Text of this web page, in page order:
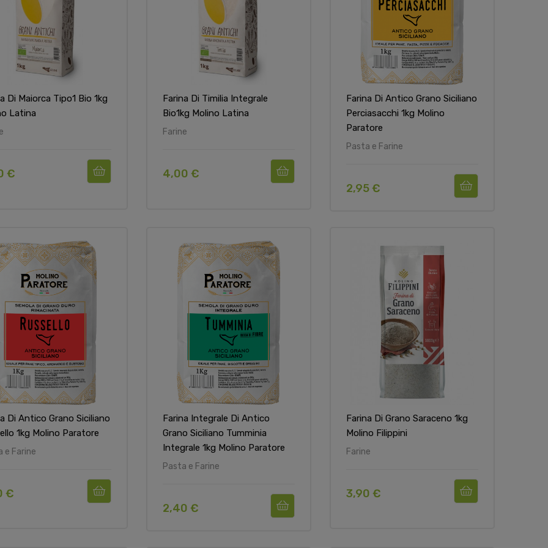
Di Maiorca Tipo1 Bio 1kg
Latina
€
Farina Di Timilia Integrale
Bio1kg Molino Latina
Farine
4,00 €
Farina Di Antico Grano Siciliano
Perciasacchi 1kg Molino
Paratore
Pasta e Farine
2,95 €
Di Antico Grano Siciliano
1kg Molino Paratore
e Farine
€
Farina Integrale Di Antico
Grano Siciliano Tumminia
Integrale 1kg Molino Paratore
Pasta e Farine
2,40 €
Farina Di Grano Saraceno 1kg
Molino Filippini
Farine
3,90 €